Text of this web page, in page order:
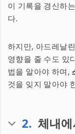
이 기록을 경신하
다.
하지만, 아드레날
영향을 줄 수도 있
법을 알아야 하며,
것을 잊지 말아야
2. 체내